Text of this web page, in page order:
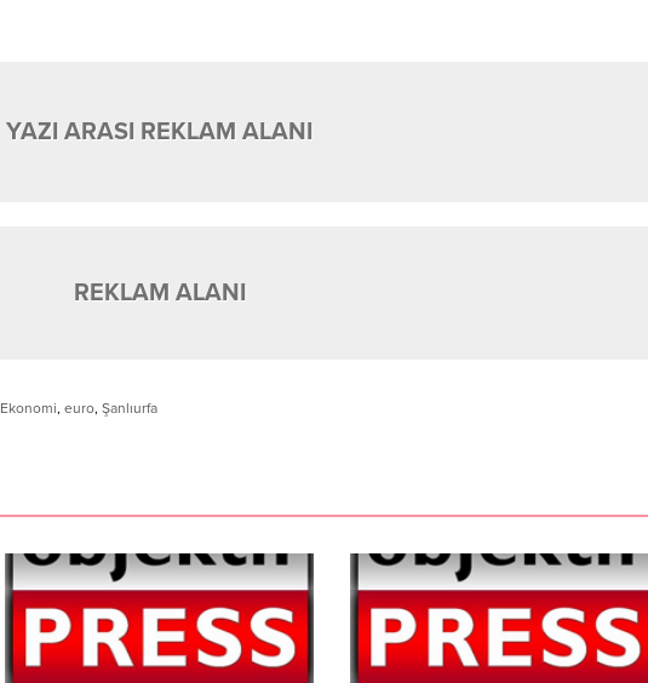
YAZI ARASI REKLAM ALANI
REKLAM ALANI
Ekonomi, euro, Şanlıurfa